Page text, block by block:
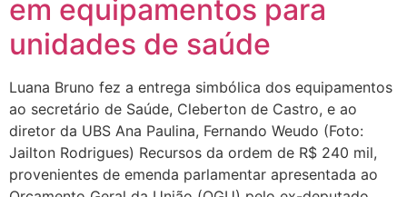
em equipamentos para
unidades de saúde
Luana Bruno fez a entrega simbólica dos equipamentos
ao secretário de Saúde, Cleberton de Castro, e ao
diretor da UBS Ana Paulina, Fernando Weudo (Foto:
Jailton Rodrigues) Recursos da ordem de R$ 240 mil,
provenientes de emenda parlamentar apresentada ao